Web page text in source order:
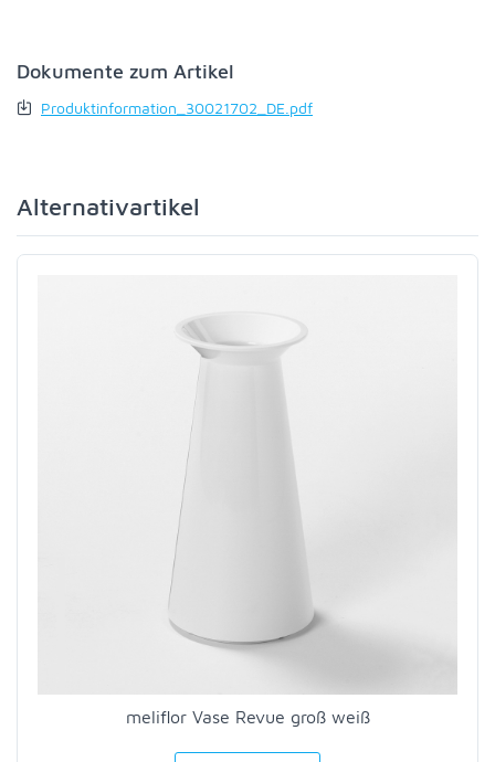
Dokumente zum Artikel
Produktinformation_30021702_DE.pdf
Alternativartikel
meliflor Vase Revue groß weiß